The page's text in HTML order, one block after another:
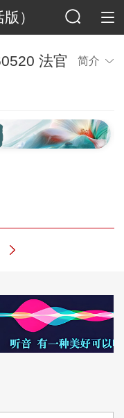
）
法官
简介